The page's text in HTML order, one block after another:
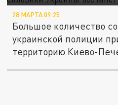
28 МАРТА 09:25
Большое количество
украинской полиции
территорию Киево-